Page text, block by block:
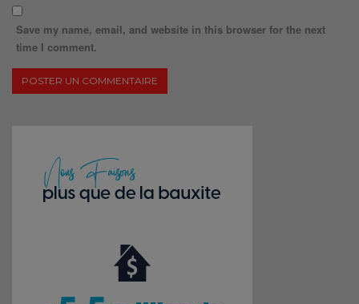
Save my name, email, and website in this browser for the next
time I comment.